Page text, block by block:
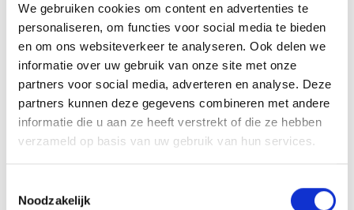
We gebruiken cookies om content en advertenties te
personaliseren, om functies voor social media te bieden
en om ons websiteverkeer te analyseren. Ook delen we
informatie over uw gebruik van onze site met onze
partners voor social media, adverteren en analyse. Deze
partners kunnen deze gegevens combineren met andere
informatie die u aan ze heeft verstrekt of die ze hebben
verzameld op basis van uw gebruik van hun services.
Noodzakelijk
€699 eenmalig
Liever per maand? Vanaf €85 p/m
Een complete website die vertrouwen wekt en
bezoekers uitnodigt om contact op te nemen.
Contactformulier